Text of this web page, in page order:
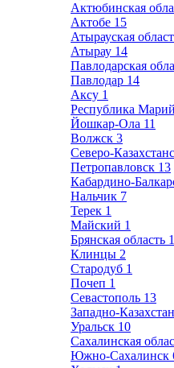
Актюбинская
Актобе 15
Атырауская
Атырау 14
Павлодарская
Павлодар 14
Аксу 1
Республика
Йошкар-Ола 11
Волжск 3
Северо-
Петропавловск 13
Кабардино-
Нальчик 7
Терек 1
Майский 1
Брянская область
Клинцы 2
Стародуб 1
Почеп 1
Севастополь 13
Западно-
Уральск 10
Сахалинская
Южно-Сахалинск